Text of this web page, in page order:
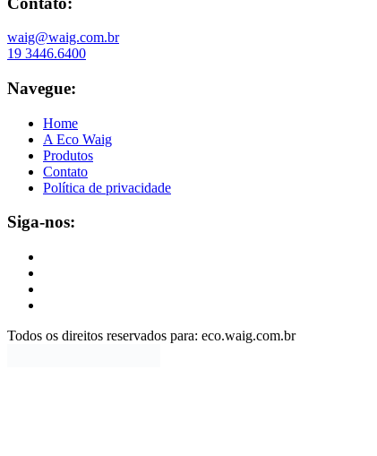
waig@waig.com.br
19 3446.6400
Navegue:
Home
A Eco Waig
Produtos
Contato
Política de privacidade
Siga-nos:
Todos os direitos reservados para: eco.waig.com.br